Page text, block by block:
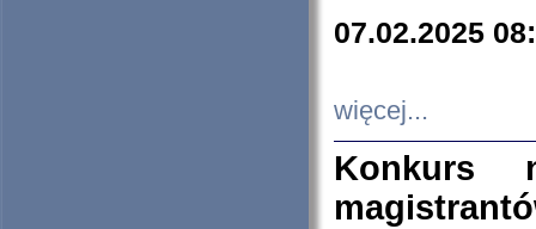
07.02.2025
więcej...
Konkurs